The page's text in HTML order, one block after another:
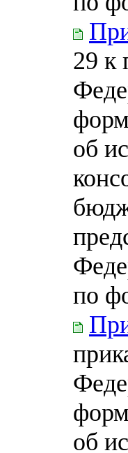
29 к
об
по
об